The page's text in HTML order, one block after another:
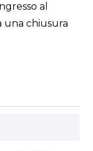
al
una chiusura